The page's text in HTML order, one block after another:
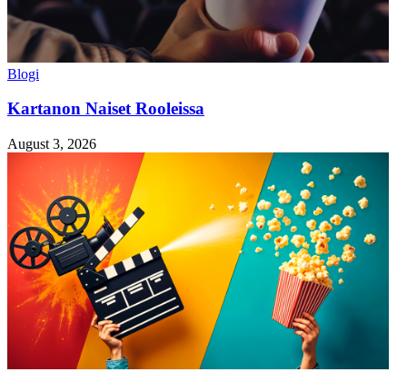
Blogi
Kartanon Naiset Rooleissa
August 3, 2026